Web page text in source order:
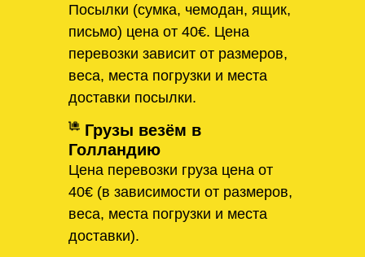
Посылки (сумка, чемодан, ящик,
письмо) цена от 40€. Цена
перевозки зависит от размеров,
веса, места погрузки и места
доставки посылки.
Грузы везём в
Голландию
Цена перевозки груза цена от
40€ (в зависимости от размеров,
веса, места погрузки и места
доставки).